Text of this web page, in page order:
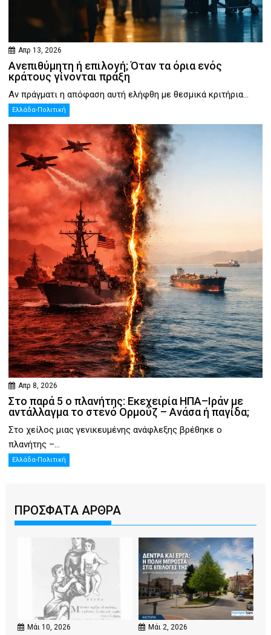
Απρ 13, 2026
Ανεπιθύμητη ή επιλογή; Όταν τα όρια ενός
κράτους γίνονται πράξη
Αν πράγματι η απόφαση αυτή ελήφθη με θεσμικά κριτήρια...
Ελλάδα-Πολιτική
Απρ 8, 2026
Στο παρά 5 ο πλανήτης: Εκεχειρία ΗΠΑ–Ιράν με
αντάλλαγμα το στενό Ορμούζ – Ανάσα ή παγίδα;
Στο χείλος μιας γενικευμένης ανάφλεξης βρέθηκε ο
πλανήτης –...
Ελλάδα-Πολιτική
ΠΡΟΣΦΑΤΑ ΑΡΘΡΑ
Μάι 10, 2026 Μάι 2, 2026